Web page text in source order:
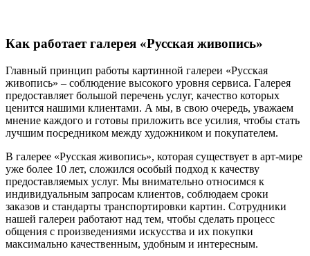
Как работает галерея «Русская живопись»
Главный принцип работы картинной галереи «Русская
живопись» – соблюдение высокого уровня сервиса. Галерея
предоставляет большой перечень услуг, качество которых
ценится нашими клиентами. А мы, в свою очередь, уважаем
мнение каждого и готовы приложить все усилия, чтобы стать
лучшим посредником между художником и покупателем.
В галерее «Русская живопись», которая существует в арт-мире
уже более 10 лет, сложился особый подход к качеству
предоставляемых услуг. Мы внимательно относимся к
индивидуальным запросам клиентов, соблюдаем сроки
заказов и стандарты транспортировки картин. Сотрудники
нашей галереи работают над тем, чтобы сделать процесс
общения с произведениями искусства и их покупки
максимально качественным, удобным и интересным.